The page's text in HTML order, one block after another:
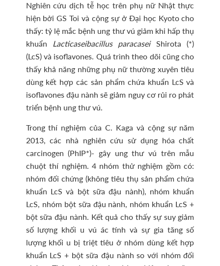
Nghiên cứu dịch tễ học trên phụ nữ Nhật thực
hiện bởi GS Toi và cộng sự ở Đại học Kyoto cho
thấy: tỷ lệ mắc bệnh ung thư vú giảm khi hấp thụ
khuẩn Lacticaseibacillus paracaseiShirota (*)
(LcS) và isoflavones. Quá trình theo dõi cũng cho
thấy khả năng những phụ nữ thường xuyên tiêu
dùng kết hợp các sản phẩm chứa khuẩn LcS và
isoflavones đậu nành sẽ giảm nguy cơ rủi ro phát
triển bệnh ung thư vú.
Trong thí nghiệm của C. Kaga và cộng sự năm
2013, các nhà nghiên cứu sử dụng hóa chất
carcinogen (PhIP*)- gây ung thư vú trên mẫu
chuột thí nghiệm. 4 nhóm thử nghiệm gồm có:
nhóm đối chứng (không tiêu thụ sản phẩm chứa
khuẩn LcS và bột sữa đậu nành), nhóm khuẩn
LcS, nhóm bột sữa đậu nành, nhóm khuẩn LcS +
bột sữa đậu nành. Kết quả cho thấy sự suy giảm
số lượng khối u vú ác tính và sự gia tăng số
lượng khối u bị triệt tiêu ở nhóm dùng kết hợp
khuẩn LcS + bột sữa đậu nành so với nhóm đối